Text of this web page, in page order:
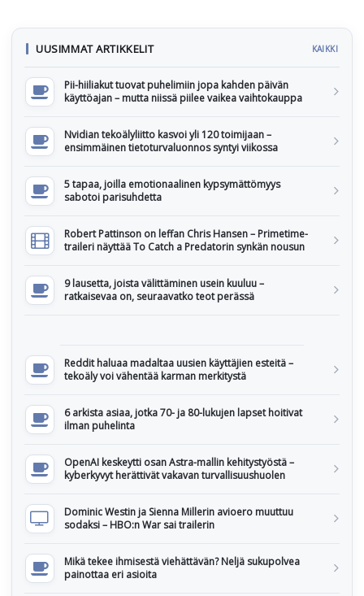
UUSIMMAT ARTIKKELIT KAIKKI
Pii-hiiliakut tuovat puhelimiin jopa kahden päivän
käyttöajan – mutta niissä piilee vaikea vaihtokauppa
Nvidian tekoälyliitto kasvoi yli 120 toimijaan –
ensimmäinen tietoturvaluonnos syntyi viikossa
5 tapaa, joilla emotionaalinen kypsymättömyys
sabotoi parisuhdetta
Robert Pattinson on leffan Chris Hansen – Primetime-
traileri näyttää To Catch a Predatorin synkän nousun
9 lausetta, joista välittäminen usein kuuluu –
ratkaisevaa on, seuraavatko teot perässä
Reddit haluaa madaltaa uusien käyttäjien esteitä –
tekoäly voi vähentää karman merkitystä
6 arkista asiaa, jotka 70- ja 80-lukujen lapset hoitivat
ilman puhelinta
OpenAI keskeytti osan Astra-mallin kehitystyöstä –
kyberkyvyt herättivät vakavan turvallisuushuolen
Dominic Westin ja Sienna Millerin avioero muuttuu
sodaksi – HBO:n War sai trailerin
Mikä tekee ihmisestä viehättävän? Neljä sukupolvea
painottaa eri asioita